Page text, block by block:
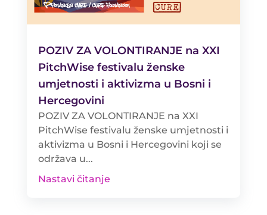
POZIV ZA VOLONTIRANJE na XXI
PitchWise festivalu ženske
umjetnosti i aktivizma u Bosni i
Hercegovini
POZIV ZA VOLONTIRANJE na XXI
PitchWise festivalu ženske umjetnosti i
aktivizma u Bosni i Hercegovini koji se
održava u...
Nastavi čitanje